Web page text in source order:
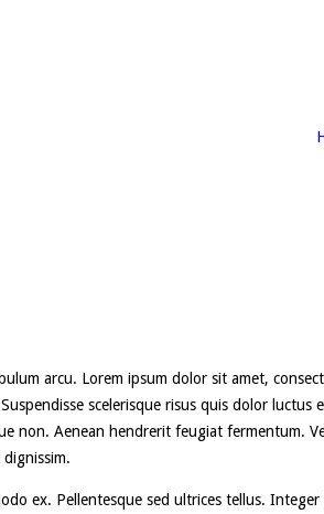
arcu. Lorem ipsum dolor sit amet,
scelerisque risus quis dolor
non. Aenean hendrerit feugiat fermentum.
ex. Pellentesque sed ultrices tellus.